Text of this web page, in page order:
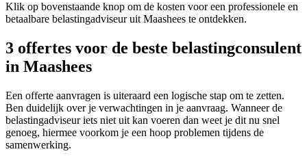
Klik op bovenstaande knop om de kosten voor een professionele en
betaalbare belastingadviseur uit Maashees te ontdekken.
3 offertes voor de beste belastingconsulent
in Maashees
Een offerte aanvragen is uiteraard een logische stap om te zetten.
Ben duidelijk over je verwachtingen in je aanvraag. Wanneer de
belastingadviseur iets niet uit kan voeren dan weet je dit nu snel
genoeg, hiermee voorkom je een hoop problemen tijdens de
samenwerking.